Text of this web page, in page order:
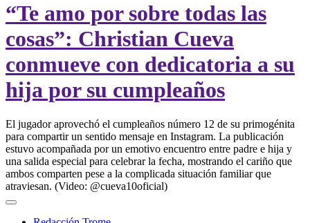
“Te amo por sobre todas las
cosas”: Christian Cueva
conmueve con dedicatoria a su
hija por su cumpleaños
El jugador aprovechó el cumpleaños número 12 de su primogénita
para compartir un sentido mensaje en Instagram. La publicación
estuvo acompañada por un emotivo encuentro entre padre e hija y
una salida especial para celebrar la fecha, mostrando el cariño que
ambos comparten pese a la complicada situación familiar que
atraviesan. (Video: @cueva10oficial)